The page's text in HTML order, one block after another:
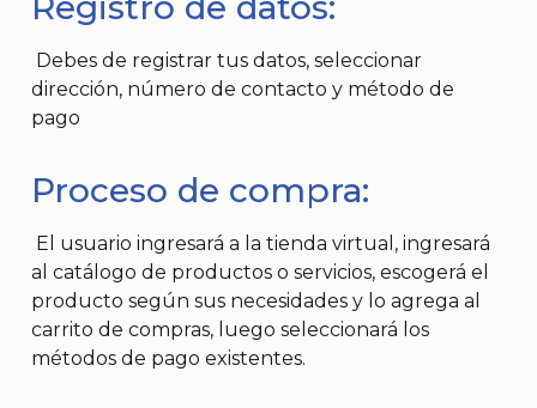
Debes de registrar tus datos, seleccionar
dirección, número de contacto y método de
pago
Proceso de compra:
El usuario ingresará a la tienda virtual, ingresará
al catálogo de productos o servicios, escogerá el
producto según sus necesidades y lo agrega al
carrito de compras, luego seleccionará los
métodos de pago existentes.